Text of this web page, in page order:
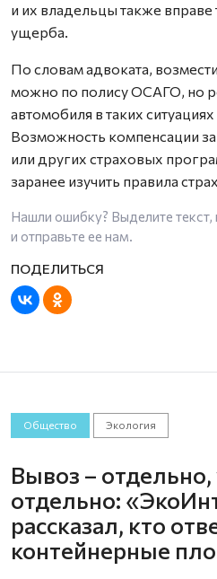
и их владельцы также
ущерба.
По словам адвоката,
можно по полису ОСАГО, но
автомобиля в таких
Возможность компенсации
или других страховых
заранее изучить правила
Нашли ошибку? Выделите
и отправьте ее нам.
Общество Экология
Вывоз – отдельно,
отдельно:
рассказал, кто
контейнерные